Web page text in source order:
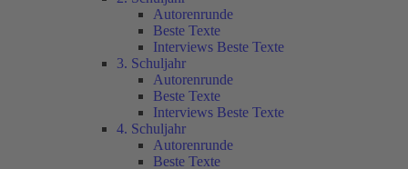
Autorenrunde
Beste Texte
Interviews Beste Texte
3. Schuljahr
Autorenrunde
Beste Texte
Interviews Beste Texte
4. Schuljahr
Autorenrunde
Beste Texte